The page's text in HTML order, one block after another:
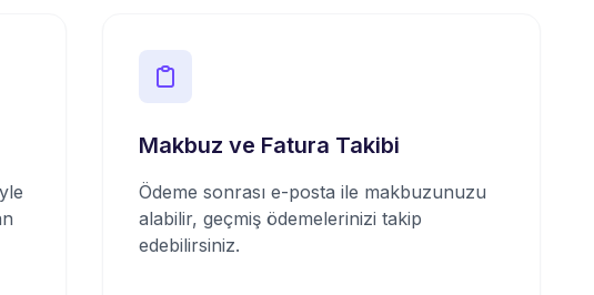
Makbuz ve Fatura Takibi
Ödeme sonrası e-posta ile makbuzunuzu
alabilir, geçmiş ödemelerinizi takip
edebilirsiniz.